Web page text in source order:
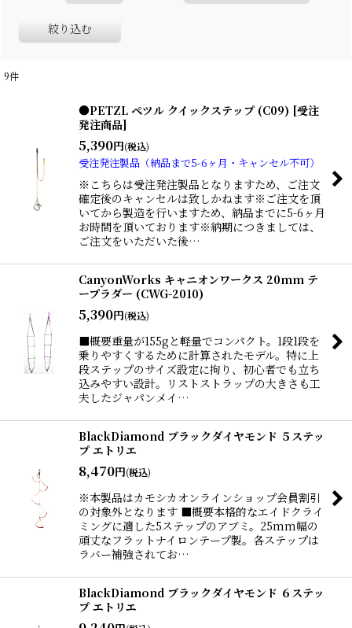
絞り込む
9件
●PETZL ペツル クイックステップ (C09) [受注
発注商品]
5,390円(税込)
受注発注製品（納品まで5-6ヶ月・キャンセル不可）
※こちらは受注発注製品となりますため、ご注文
確定後のキャンセルは致しかねます※ご注文を頂
いてから製造を行いますため、納品までに5-6ヶ月
お時間を頂いております※納期につきましては、
ご注文をいただいた後…
CanyonWorks キャニオンワークス 20mm テ
ープラダー (CWG-2010)
5,390円(税込)
■概要重量が155gと軽量でコンパクト。1段1段を
乗りやすくするために計算されたモデル。特に上
段ステップのサイズ設定に拘り、初心者でも立ち
込みやすい設計。リストストラップの大きさも工
夫したジャパンメイ…
BlackDiamond ブラックダイヤモンド ５ステッ
プ エトリエ
8,470円(税込)
※本製品はカモシカオンラインショップ会員割引
の対象外となります ■概要本格的なエイドクライ
ミングに適した5ステップのアブミ。25mm幅の
頑丈なフラットナイロンテープ製。各ステップは
ラバー補強されてお…
BlackDiamond ブラックダイヤモンド ６ステッ
プ エトリエ